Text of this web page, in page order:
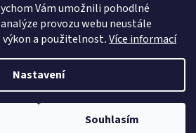
Vám umožnili pohodlné
provozu webu neustále
výkon a použitelnost.Více informací
Nastavení
Souhlasím
Vytvořil Shoptet
a INTERIÉR. Všechna práva vyhrazena.
nastavení cookies
novinky a slevu
data jsou u nás v bezpečí.